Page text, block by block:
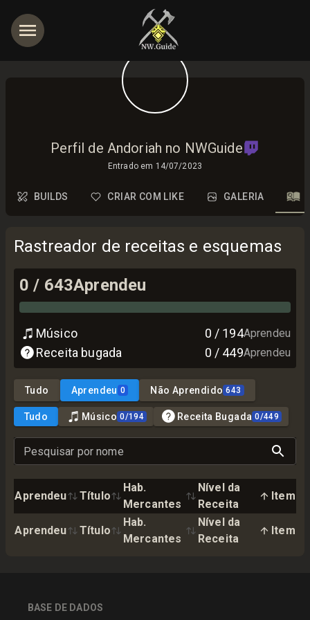
Perfil de Andoriah no NWGuide
Entrado em 14/07/2023
BUILDS CRIAR COM LIKE GALERIA
Rastreador de receitas e esquemas
0 / 643Aprendeu
Músico 0 / 194Aprendeu
Receita bugada 0 / 449Aprendeu
Tudo Aprendeu 0 Não Aprendido 643
Tudo Músico 0/194 Receita Bugada 0/449
Pesquisar por nome
Aprendeu Título
Hab.
Mercantes
Nível da
Receita
Item
Aprendeu Título
Hab.
Mercantes
Nível da
Receita
Item
BASE DE DADOS